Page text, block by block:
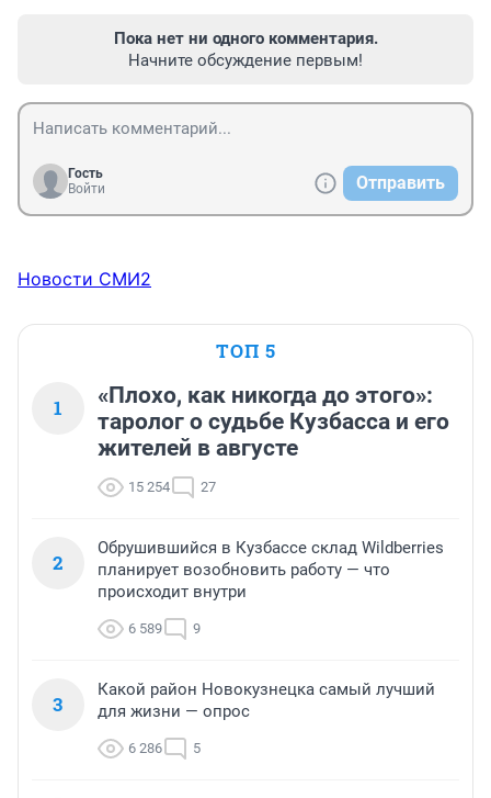
Пока нет ни одного комментария.
Начните обсуждение первым!
Гость
Войти
Отправить
Новости СМИ2
ТОП 5
1
«Плохо, как никогда до этого»:
таролог о судьбе Кузбасса и его
жителей в августе
15 254 27
2
Обрушившийся в Кузбассе склад Wildberries
планирует возобновить работу — что
происходит внутри
6 589 9
3
Какой район Новокузнецка самый лучший
для жизни — опрос
6 286 5